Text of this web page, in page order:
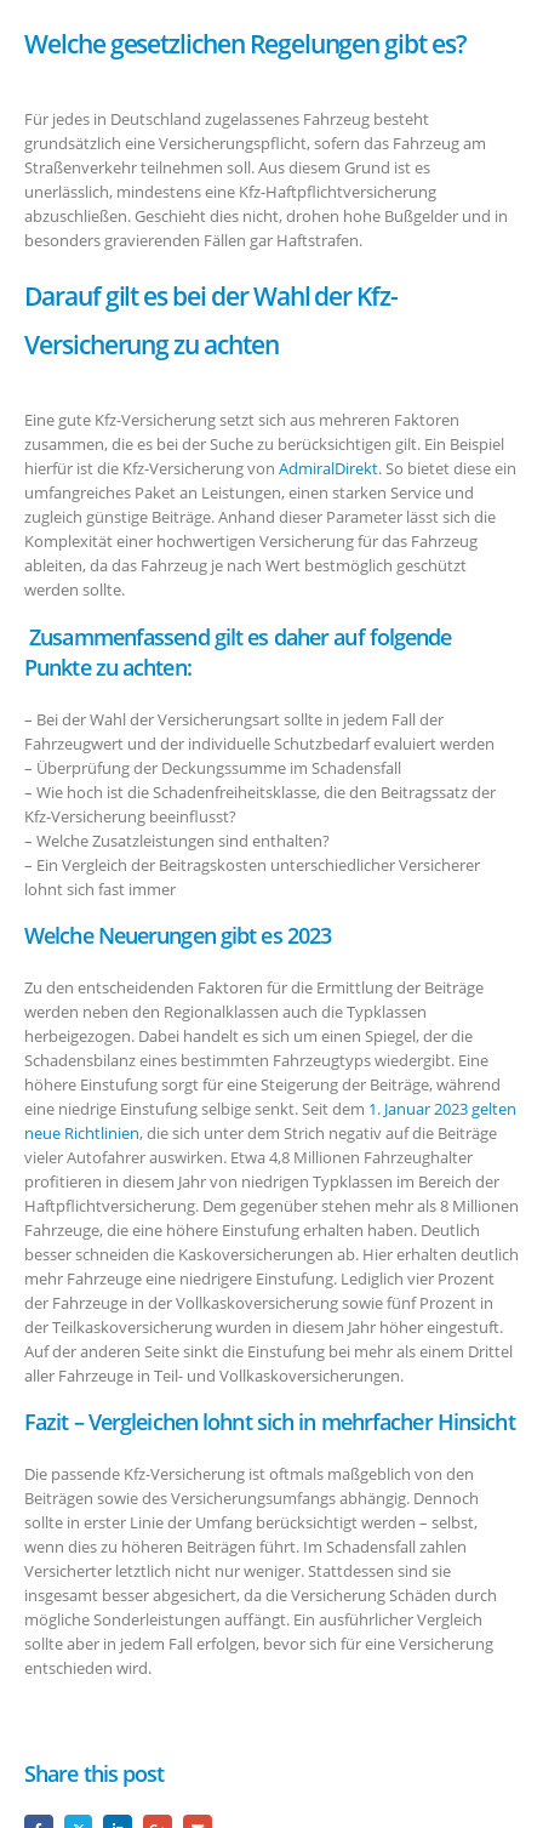
Welche gesetzlichen Regelungen gibt es?
Für jedes in Deutschland zugelassenes Fahrzeug besteht
grundsätzlich eine Versicherungspflicht, sofern das Fahrzeug am
Straßenverkehr teilnehmen soll. Aus diesem Grund ist es
unerlässlich, mindestens eine Kfz-Haftpflichtversicherung
abzuschließen. Geschieht dies nicht, drohen hohe Bußgelder und in
besonders gravierenden Fällen gar Haftstrafen.
Darauf gilt es bei der Wahl der Kfz-
Versicherung zu achten
Eine gute Kfz-Versicherung setzt sich aus mehreren Faktoren
zusammen, die es bei der Suche zu berücksichtigen gilt. Ein Beispiel
hierfür ist die Kfz-Versicherung von AdmiralDirekt. So bietet diese ein
umfangreiches Paket an Leistungen, einen starken Service und
zugleich günstige Beiträge. Anhand dieser Parameter lässt sich die
Komplexität einer hochwertigen Versicherung für das Fahrzeug
ableiten, da das Fahrzeug je nach Wert bestmöglich geschützt
werden sollte.
Zusammenfassend gilt es daher auf folgende
Punkte zu achten:
– Bei der Wahl der Versicherungsart sollte in jedem Fall der
Fahrzeugwert und der individuelle Schutzbedarf evaluiert werden
– Überprüfung der Deckungssumme im Schadensfall
– Wie hoch ist die Schadenfreiheitsklasse, die den Beitragssatz der
Kfz-Versicherung beeinflusst?
– Welche Zusatzleistungen sind enthalten?
– Ein Vergleich der Beitragskosten unterschiedlicher Versicherer
lohnt sich fast immer
Welche Neuerungen gibt es 2023
Zu den entscheidenden Faktoren für die Ermittlung der Beiträge
werden neben den Regionalklassen auch die Typklassen
herbeigezogen. Dabei handelt es sich um einen Spiegel, der die
Schadensbilanz eines bestimmten Fahrzeugtyps wiedergibt. Eine
höhere Einstufung sorgt für eine Steigerung der Beiträge, während
eine niedrige Einstufung selbige senkt. Seit dem 1. Januar 2023 gelten
neue Richtlinien, die sich unter dem Strich negativ auf die Beiträge
vieler Autofahrer auswirken. Etwa 4,8 Millionen Fahrzeughalter
profitieren in diesem Jahr von niedrigen Typklassen im Bereich der
Haftpflichtversicherung. Dem gegenüber stehen mehr als 8 Millionen
Fahrzeuge, die eine höhere Einstufung erhalten haben. Deutlich
besser schneiden die Kaskoversicherungen ab. Hier erhalten deutlich
mehr Fahrzeuge eine niedrigere Einstufung. Lediglich vier Prozent
der Fahrzeuge in der Vollkaskoversicherung sowie fünf Prozent in
der Teilkaskoversicherung wurden in diesem Jahr höher eingestuft.
Auf der anderen Seite sinkt die Einstufung bei mehr als einem Drittel
aller Fahrzeuge in Teil- und Vollkaskoversicherungen.
Fazit – Vergleichen lohnt sich in mehrfacher Hinsicht
Die passende Kfz-Versicherung ist oftmals maßgeblich von den
Beiträgen sowie des Versicherungsumfangs abhängig. Dennoch
sollte in erster Linie der Umfang berücksichtigt werden – selbst,
wenn dies zu höheren Beiträgen führt. Im Schadensfall zahlen
Versicherter letztlich nicht nur weniger. Stattdessen sind sie
insgesamt besser abgesichert, da die Versicherung Schäden durch
mögliche Sonderleistungen auffängt. Ein ausführlicher Vergleich
sollte aber in jedem Fall erfolgen, bevor sich für eine Versicherung
entschieden wird.
Share this post